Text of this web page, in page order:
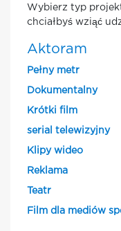
Wybierz typ
chciałbyś wziąć
Aktoram
Pełny metr
Dokumentalny
Krótki film
serial telewizyjny
Klipy wideo
Reklama
Teatr
Film dla mediów